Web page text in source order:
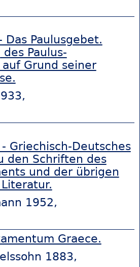
Das Paulusgebet.
Paulus-
Grund seiner
Griechisch-Deutsches
den Schriften des
und der übrigen
1952,
Graece.
1883,